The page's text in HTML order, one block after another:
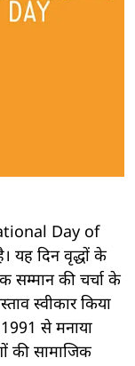
Day of
यह दिन वृद्धों के
की चर्चा के
स्वीकार किया
से मनाया
की सामाजिक